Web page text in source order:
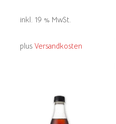
inkl. 19 % MwSt.
plus Versandkosten